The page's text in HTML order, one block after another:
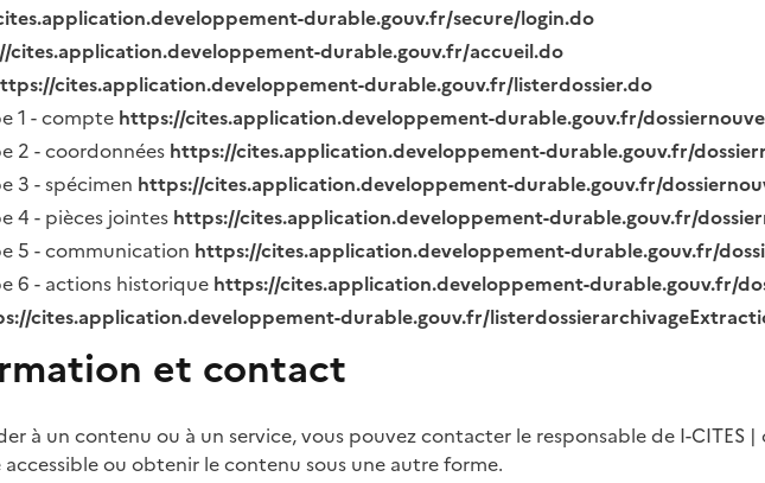
durable.gouv.fr/secure/login.do
cites.application.developpement-durable.gouv.fr/accueil.do
cites.application.developpement-durable.gouv.fr/listerdossier.do
1 - compte https://cites.application.developpement-durable.gouv.fr/
2 - coordonnées https://cites.application.developpement-durable.gouv.fr/
3 - spécimen https://cites.application.developpement-durable.gouv.fr/
4 - pièces jointes https://cites.application.developpement-durable.gouv.fr/
5 - communication https://cites.application.developpement-durable.gouv.fr/
6 - actions historique https://cites.application.developpement-durable.gouv.fr/
cites.application.developpement-durable.gouv.fr/
et contact
à un contenu ou à un service, vous pouvez contacter le responsable de I-
ou obtenir le contenu sous une autre forme.